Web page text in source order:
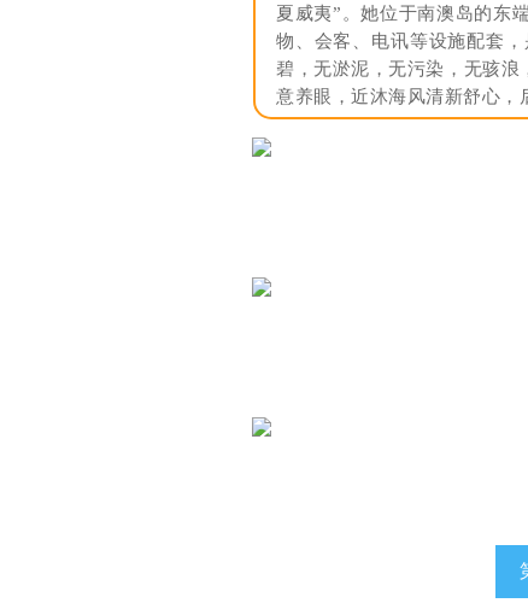
夏威夷”。她位于南澳岛的东
物、会客、电讯等设施配套
碧，无淤泥，无污染，无骇浪
意养眼，近沐海风清新舒心，